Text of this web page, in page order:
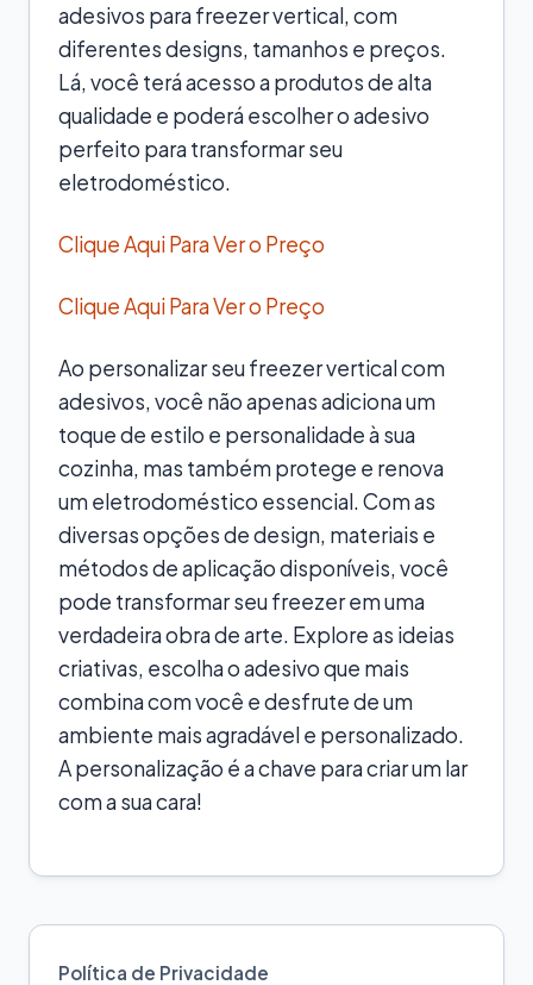
adesivos para freezer vertical, com
diferentes designs, tamanhos e preços.
Lá, você terá acesso a produtos de alta
qualidade e poderá escolher o adesivo
perfeito para transformar seu
eletrodoméstico.
Clique Aqui Para Ver o Preço
Clique Aqui Para Ver o Preço
Ao personalizar seu freezer vertical com
adesivos, você não apenas adiciona um
toque de estilo e personalidade à sua
cozinha, mas também protege e renova
um eletrodoméstico essencial. Com as
diversas opções de design, materiais e
métodos de aplicação disponíveis, você
pode transformar seu freezer em uma
verdadeira obra de arte. Explore as ideias
criativas, escolha o adesivo que mais
combina com você e desfrute de um
ambiente mais agradável e personalizado.
A personalização é a chave para criar um lar
com a sua cara!
Política de Privacidade